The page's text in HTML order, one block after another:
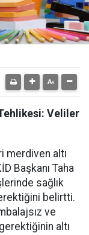
Veliler
merdiven altı
Başkanı Taha
sağlık
belirtti.
ve
altı